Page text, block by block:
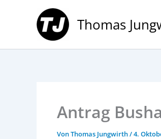
Thomas
Antrag
VonThomas Jungwirth/4.